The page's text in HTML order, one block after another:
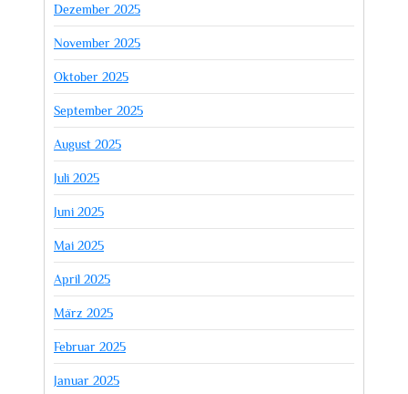
Dezember 2025
November 2025
Oktober 2025
September 2025
August 2025
Juli 2025
Juni 2025
Mai 2025
April 2025
März 2025
Februar 2025
Januar 2025